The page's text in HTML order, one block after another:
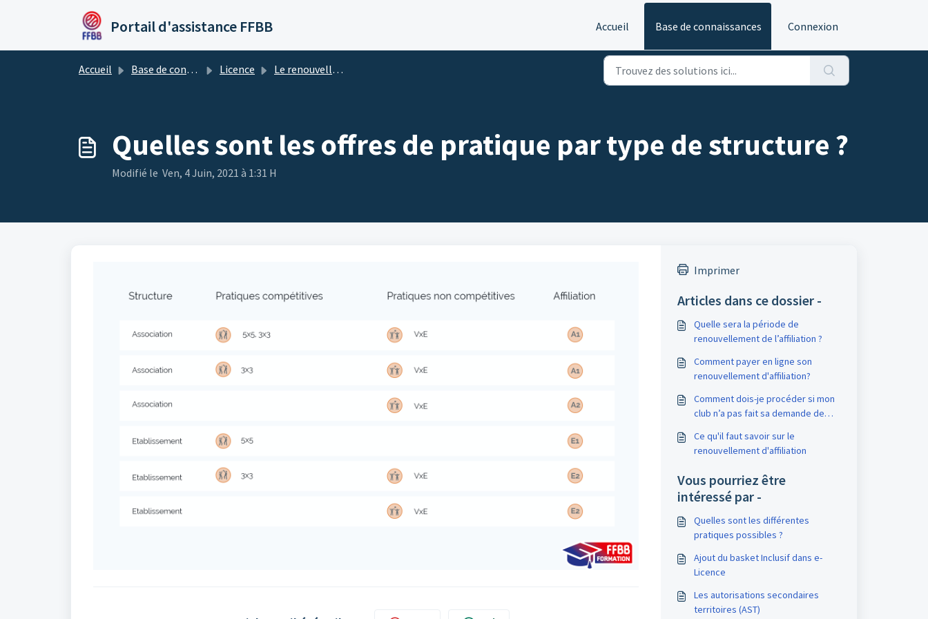
Portail d'assistance FFBB Accueil Base de connaissances Connexion
Accueil Base de connaissances Licence Le renouvellement d'affiliation
Quelles sont les offres de pratique par type de structure ?
Modifié le Ven, 4 Juin, 2021 à 1:31 H
Imprimer
Articles dans ce dossier -
Quelle sera la période de
renouvellement de l’affiliation ?
Comment payer en ligne son
renouvellement d'affiliation?
Comment dois-je procéder si mon
club n’a pas fait sa demande de
le 1er Juillet ?
Ce qu'il faut savoir sur le
renouvellement d'affiliation
Vous pourriez être
intéressé par -
Quelles sont les différentes
pratiques possibles ?
Ajout du basket Inclusif dans e-
Licence
Les autorisations secondaires
territoires (AST)